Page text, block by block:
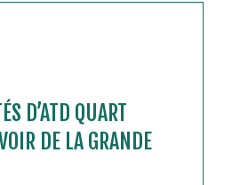
D’ATD QUART
DE LA GRANDE